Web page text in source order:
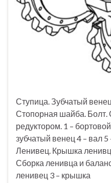
Ступица. Зубчатый
Стопорная шайба. Болт.
редуктором. 1 –
зубчатый венец 4 – вал
Ленивец. Крышка
Сборка ленивца и
ленивец 3 – крышка